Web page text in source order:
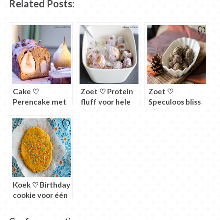
Related Posts:
Cake ♡
Perencake met
Zoet ♡ Protein
fluff voor hele
Zoet ♡
Speculoos bliss
Koek ♡ Birthday
cookie voor één